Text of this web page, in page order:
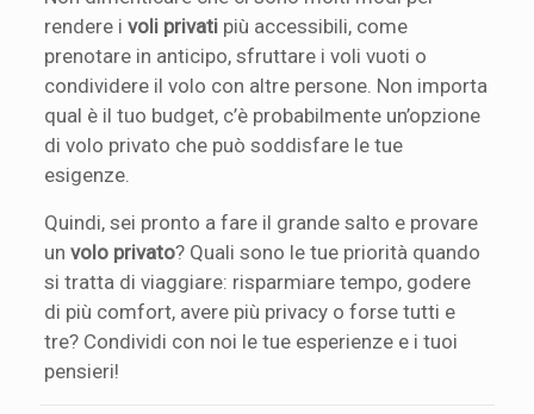
rendere ivoli privati più accessibili, come
prenotare in anticipo, sfruttare i voli vuoti o
condividere il volo con altre persone. Non importa
qual è il tuo budget, c’è probabilmente un’opzione
di volo privato che può soddisfare le tue
esigenze.
Quindi, sei pronto a fare il grande salto e provare
unvolo privato? Quali sono le tue priorità quando
si tratta di viaggiare: risparmiare tempo, godere
di più comfort, avere più privacy o forse tutti e
tre? Condividi con noi le tue esperienze e i tuoi
pensieri!